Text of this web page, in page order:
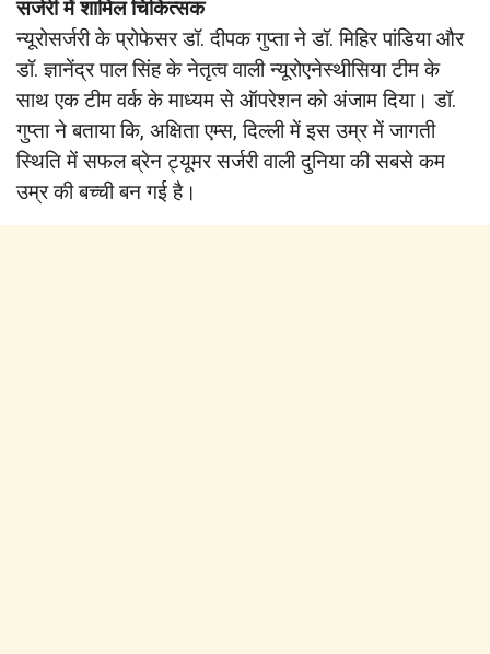
सर्जरी में शामिल चिकित्सक
न्यूरोसर्जरी के प्रोफेसर डॉ. दीपक गुप्ता ने डॉ. मिहिर पांडिया और
डॉ. ज्ञानेंद्र पाल सिंह के नेतृत्व वाली न्यूरोएनेस्थीसिया टीम के
साथ एक टीम वर्क के माध्यम से ऑपरेशन को अंजाम दिया। डॉ.
गुप्ता ने बताया कि, अक्षिता एम्स, दिल्ली में इस उम्र में जागती
स्थिति में सफल ब्रेन ट्यूमर सर्जरी वाली दुनिया की सबसे कम
उम्र की बच्ची बन गई है।